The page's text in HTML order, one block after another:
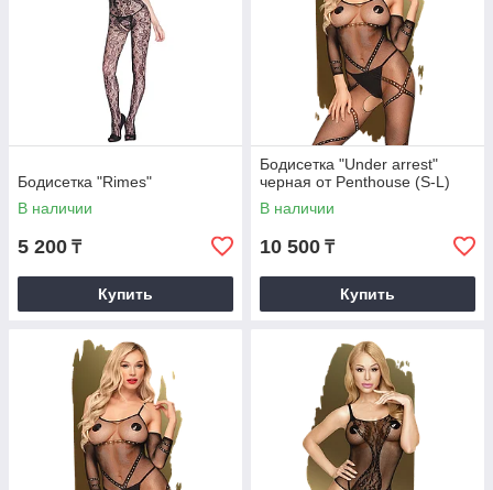
Бодисетка "Rimes"
В наличии
5 200 ₸
Купить
Бодисетка "Under arrest"
черная от Penthouse (S-L)
В наличии
10 500 ₸
Купить